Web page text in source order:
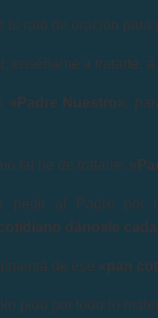
tu rato de oración para
enséñame a tratarte,
«Padre Nuestro»,
tal he de tratarle:
pedir al Padre por
dánosle
de ese «pan
pido por todo lo